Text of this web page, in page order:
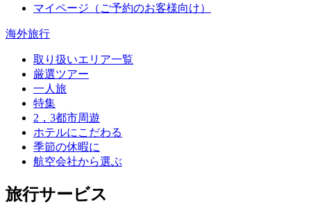
マイページ （ご予約のお客様向け）
海外旅行
取り扱いエリア一覧
厳選ツアー
一人旅
特集
2，3都市周遊
ホテルにこだわる
季節の休暇に
航空会社から選ぶ
旅行サービス